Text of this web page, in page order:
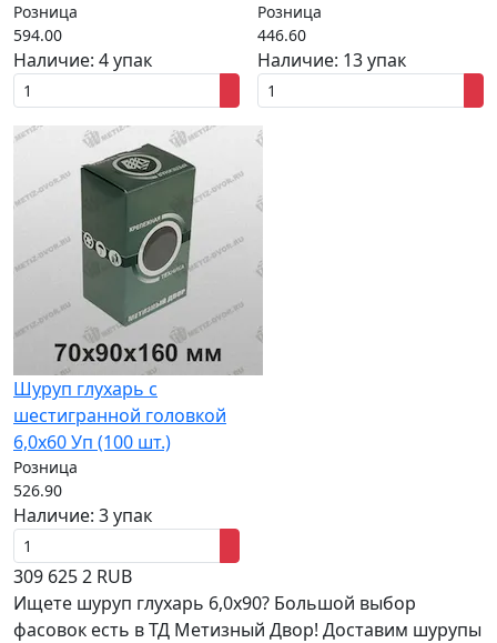
Розница
594.00
Наличие: 4 упак
Розница
446.60
Наличие: 13 упак
Шуруп глухарь с
шестигранной головкой
6,0x60 Уп (100 шт.)
Розница
526.90
Наличие: 3 упак
309 6252 RUB
Ищете шуруп глухарь 6,0x90? Большой выбор
фасовок есть в ТД Метизный Двор! Доставим шурупы